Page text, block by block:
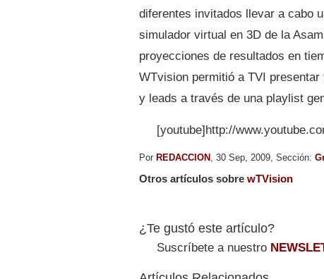
diferentes invitados llevar a cabo
simulador virtual en 3D de la
proyecciones de resultados en
WTvision permitió a TVI
y leads a través de una playlist
[youtube]http://
Por REDACCION , 30 Sep, 2009, Sección:
Otros artículos sobre wTVision
¿Te gustó este artículo?
Suscríbete a nuestro